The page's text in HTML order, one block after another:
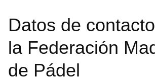
Datos de
la Federación
de Pádel